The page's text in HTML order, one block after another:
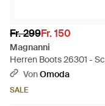
Fr. 299Fr. 150
Magnanni
Herren Boots 26301 -
VonOmoda
SALE